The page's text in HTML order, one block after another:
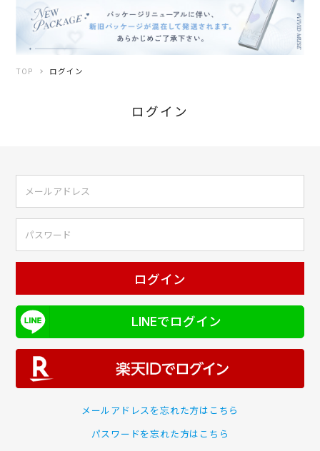
TOP ログイン
ログイン
ログイン
LINEでログイン
メールアドレスを忘れた方はこちら
パスワードを忘れた方はこちら